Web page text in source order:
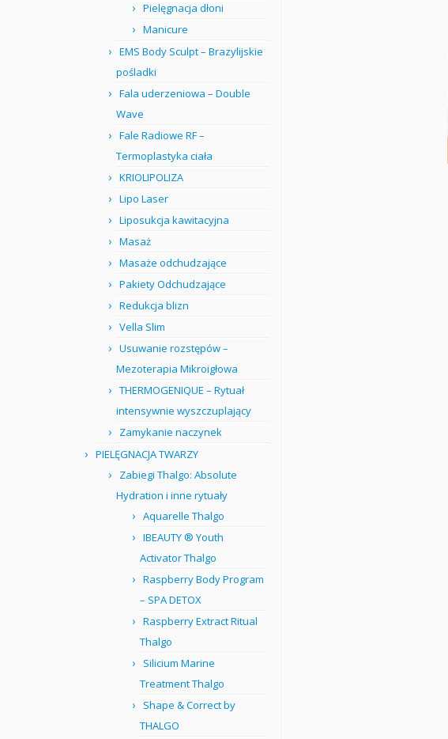
Pielęgnacja dłoni
Manicure
EMS Body Sculpt – Brazylijskie
pośladki
Fala uderzeniowa – Double
Wave
Fale Radiowe RF –
Termoplastyka ciała
KRIOLIPOLIZA
Lipo Laser
Liposukcja kawitacyjna
Masaż
Masaże odchudzające
Pakiety Odchudzające
Redukcja blizn
Vella Slim
Usuwanie rozstępów –
Mezoterapia Mikroigłowa
THERMOGENIQUE – Rytuał
intensywnie wyszczuplający
Zamykanie naczynek
PIELĘGNACJA TWARZY
Zabiegi Thalgo: Absolute
Hydration i inne rytuały
Aquarelle Thalgo
IBEAUTY ® Youth
Activator Thalgo
Raspberry Body Program
– SPA DETOX
Raspberry Extract Ritual
Thalgo
Silicium Marine
Treatment Thalgo
Shape & Correct by
THALGO